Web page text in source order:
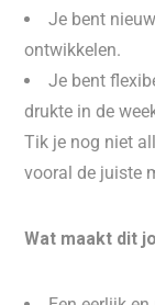
Je bent
ontwikkelen.
Je bent
drukte in de
Tik je nog niet
vooral de juiste
Wat maakt dit